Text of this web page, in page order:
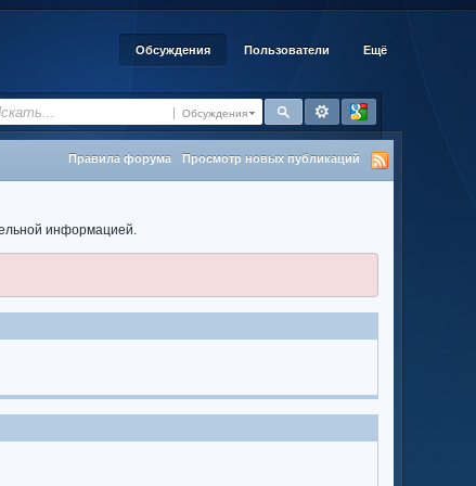
Обсуждения Пользователи Ещё
Обсуждения
Правила форума Просмотр новых публикаций
информацией.